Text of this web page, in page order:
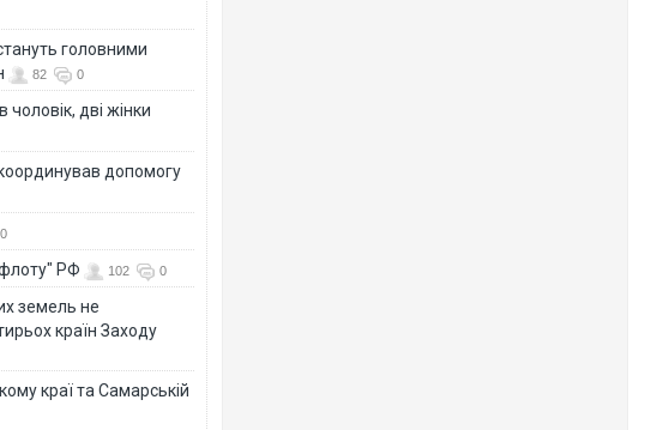
головними
82 0
дві жінки
допомогу
0
РФ 102 0
земель не
країн Заходу
краї та Самарській